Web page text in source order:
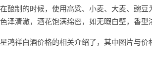
酿制的时候，使用高粱、小麦、大麦、豌
泽清澈，酒花饱满绵密，如无暇白壁，香型
鸿祥白酒价格的相关介绍了，其中图片与价